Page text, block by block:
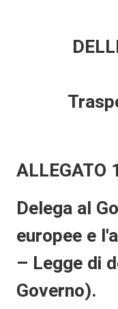
ALLEGATO
Delega al
europee e
– Legge di
Governo).